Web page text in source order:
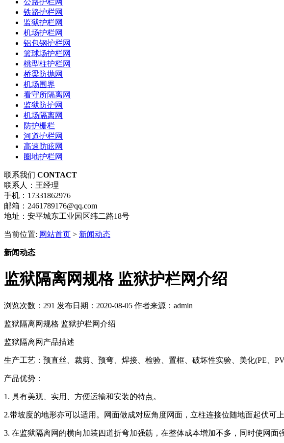
公路护栏网
铁路护栏网
监狱护栏网
机场护栏网
铝包钢护栏网
篮球场护栏网
桃型柱护栏网
桥梁防抛网
机场围界
看守所隔离网
监狱防护网
机场隔离网
防护栅栏
河道护栏网
高速防眩网
圈地护栏网
联系我们 CONTACT
联系人：王经理
手机：17331862976
邮箱：2461789176@qq.com
地址：安平城东工业园区纬二路18号
当前位置: 网站首页 > 新闻动态
新闻动态
监狱隔离网规格 监狱护栏网介绍
浏览次数： 291 发布日期：2020-08-05 作者来源：admin
监狱隔离网规格 监狱护栏网介绍
监狱隔离网产品描述
生产工艺：预直丝、裁剪、预弯、焊接、检验、置框、破坏性实验、美化(PE、
产品优势：
1. 具有美观、实用、方便运输和安装的特点。
2.带坡度的地形亦可以适用。网面做成对应角度网面，立柱连接位随地面起伏可上
3. 在监狱隔离网的横向加装四道折弯加强筋，在整体成本增加不多，同时使网面